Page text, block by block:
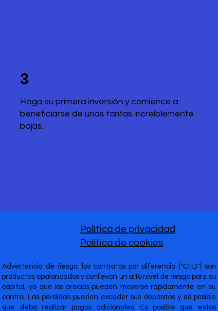
3
Haga su primera inversión y comience a
beneficiarse de unas tarifas increíblemente
bajas.
Advertencia de riesgo: los contratos por diferencia ("CFD") son
productos apalancados y conllevan un alto nivel de riesgo para su
capital, ya que los precios pueden moverse rápidamente en su
contra. Las pérdidas pueden exceder sus depósitos y es posible
que deba realizar pagos adicionales. Es posible que estos
Política de privacidad
Política de cookies